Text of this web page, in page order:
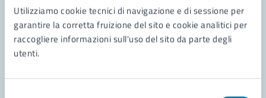
Utilizziamo cookie tecnici di navigazione e di sessione per
garantire la corretta fruizione del sito e cookie analitici per
raccogliere informazioni sull'uso del sito da parte degli
utenti.
Richiedi assistenza
Prenota appuntamento